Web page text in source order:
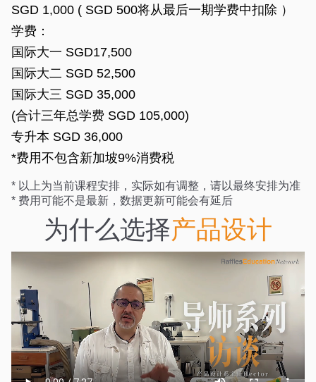
SGD 1,000 ( SGD 500将从最后一期学费中扣除 ）
学费：
国际大一 SGD17,500
国际大二 SGD 52,500
国际大三 SGD 35,000
(合计三年总学费 SGD 105,000)
专升本 SGD 36,000
*费用不包含新加坡9%消费税
* 以上为当前课程安排，实际如有调整，请以最终安排为准
* 费用可能不是最新，数据更新可能会有延后
为什么选择产品设计